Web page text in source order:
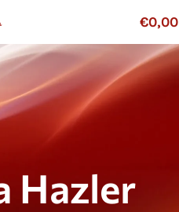
€0,00
Hazler